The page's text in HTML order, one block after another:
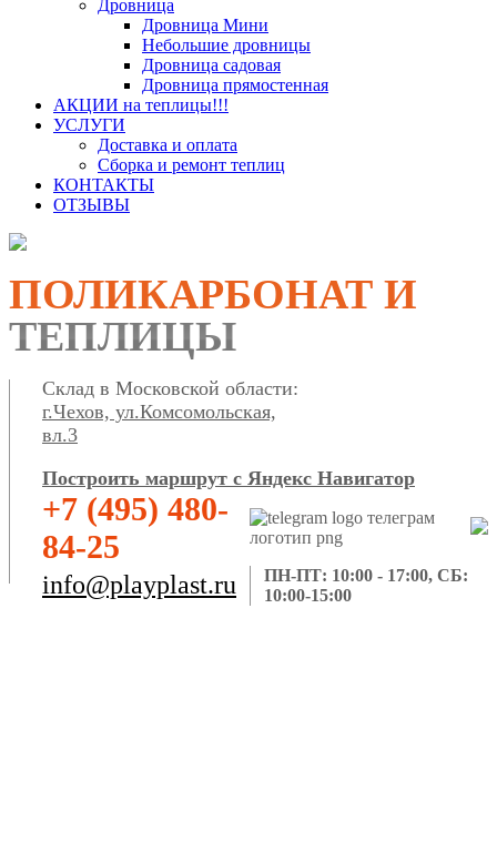
Дровница
Дровница Мини
Небольшие дровницы
Дровница садовая
Дровница прямостенная
АКЦИИ на теплицы!!!
УСЛУГИ
Доставка и оплата
Сборка и ремонт теплиц
КОНТАКТЫ
ОТЗЫВЫ
ПОЛИКАРБОНАТ И
ТЕПЛИЦЫ
Склад в Московской области:
г.Чехов, ул.Комсомольская,
вл.3
Построить маршрут с Яндекс Навигатор
+7 (495) 480-
84-25
info@playplast.ru
ПН-ПТ: 10:00 - 17:00, СБ:
10:00-15:00